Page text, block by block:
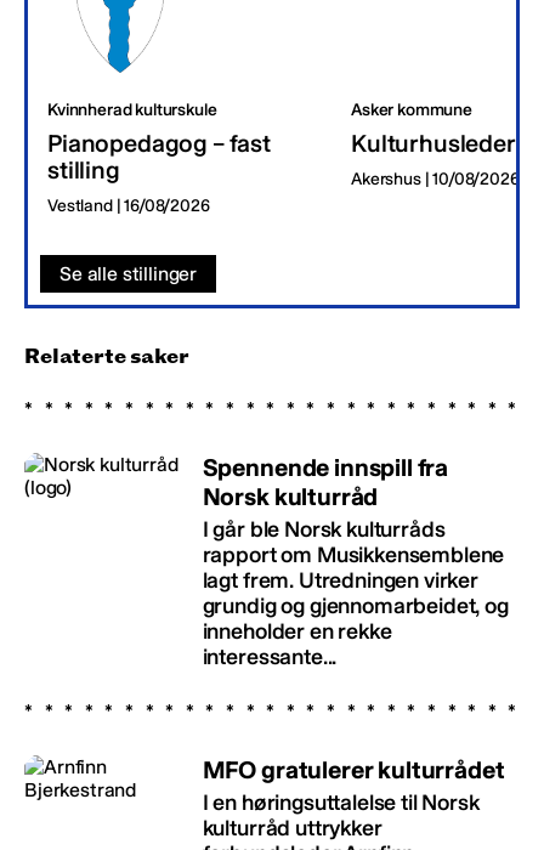
Kvinnherad kulturskule
Pianopedagog – fast
stilling
Vestland | 16/08/2026
Asker kommune
Kulturhusleder
Akershus | 10/08/2026
Se alle stillinger
Relaterte saker
Spennende innspill fra
Norsk kulturråd
I går ble Norsk kulturråds
rapport om Musikkensemblene
lagt frem. Utredningen virker
grundig og gjennomarbeidet, og
inneholder en rekke
interessante...
MFO gratulerer kulturrådet
I en høringsuttalelse til Norsk
kulturråd uttrykker